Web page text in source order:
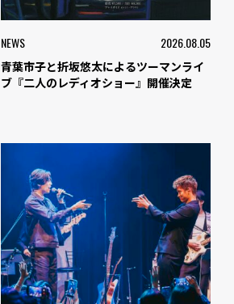
NEWS 2026.08.05
青葉市子と折坂悠太によるツーマンライ
ブ『二人のレディオショー』開催決定